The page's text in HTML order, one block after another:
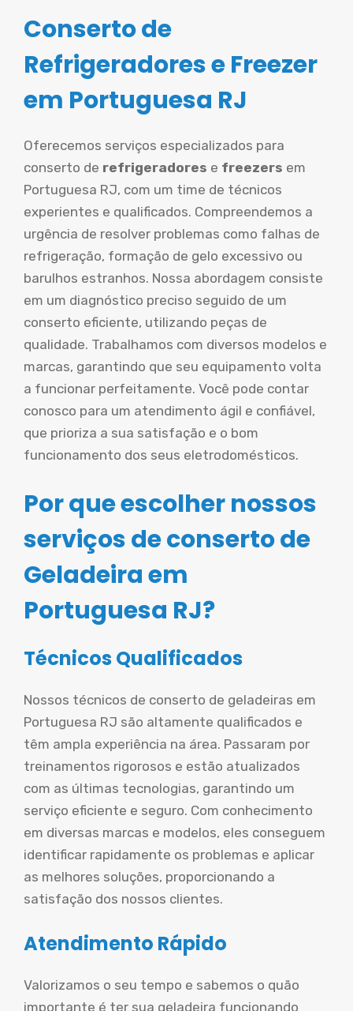
Conserto de
Refrigeradores e Freezer
em Portuguesa RJ
Oferecemos serviços especializados para
conserto de refrigeradores e freezers em
Portuguesa RJ, com um time de técnicos
experientes e qualificados. Compreendemos a
urgência de resolver problemas como falhas de
refrigeração, formação de gelo excessivo ou
barulhos estranhos. Nossa abordagem consiste
em um diagnóstico preciso seguido de um
conserto eficiente, utilizando peças de
qualidade. Trabalhamos com diversos modelos e
marcas, garantindo que seu equipamento volta
a funcionar perfeitamente. Você pode contar
conosco para um atendimento ágil e confiável,
que prioriza a sua satisfação e o bom
funcionamento dos seus eletrodomésticos.
Por que escolher nossos
serviços de conserto de
Geladeira em
Portuguesa RJ?
Técnicos Qualificados
Nossos técnicos de conserto de geladeiras em
Portuguesa RJ são altamente qualificados e
têm ampla experiência na área. Passaram por
treinamentos rigorosos e estão atualizados
com as últimas tecnologias, garantindo um
serviço eficiente e seguro. Com conhecimento
em diversas marcas e modelos, eles conseguem
identificar rapidamente os problemas e aplicar
as melhores soluções, proporcionando a
satisfação dos nossos clientes.
Atendimento Rápido
Valorizamos o seu tempo e sabemos o quão
importante é ter sua geladeira funcionando